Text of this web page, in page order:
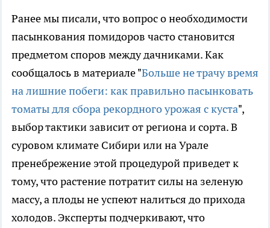
Ранее мы писали, что вопрос о необходимости
пасынкования помидоров часто становится
предметом споров между дачниками. Как
сообщалось в материале "Больше не трачу время
на лишние побеги: как правильно пасынковать
томаты для сбора рекордного урожая с куста",
выбор тактики зависит от региона и сорта. В
суровом климате Сибири или на Урале
пренебрежение этой процедурой приведет к
тому, что растение потратит силы на зеленую
массу, а плоды не успеют налиться до прихода
холодов. Эксперты подчеркивают, что